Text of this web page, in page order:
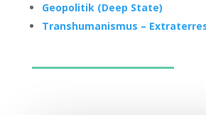
Geo­po­li­tik (Deep State)
Trans­hu­ma­nis­mus –